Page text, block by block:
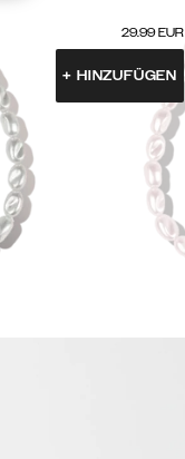
29.99 EUR
+ HINZUFÜGEN